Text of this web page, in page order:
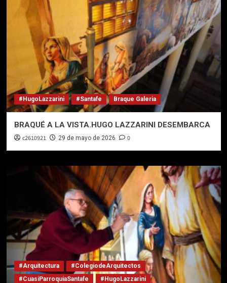
#HugoLazzarini #Santafe Braque Galeria
BRAQUÉ A LA VISTA.HUGO LAZZARINI DESEMBARCA
c2610921 29 de mayo de 2026 0
#Arquitectura
#ColegiodeArquitectos
#CuasiParroquiaSantafe
#HugoLazzarini